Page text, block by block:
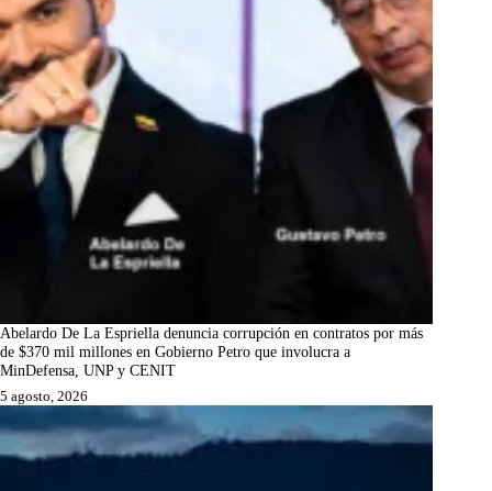
Abelardo De La Espriella denuncia corrupción en contratos por más
de $370 mil millones en Gobierno Petro que involucra a
MinDefensa, UNP y CENIT
5 agosto, 2026